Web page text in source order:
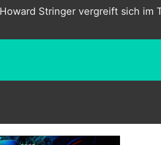
Howard Stringer vergreift sich im